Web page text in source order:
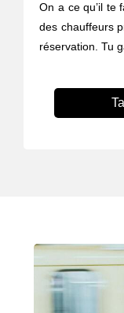
On a ce qu’il te
des chauffeurs
réservation. Tu